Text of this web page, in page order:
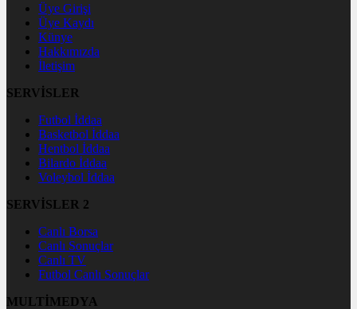
Üye Girişi
Üye Kaydı
Künye
Hakkımızda
İletişim
SERVİSLER
Futbol İddaa
Basketbol İddaa
Hentbol İddaa
Bilardo İddaa
Voleybol İddaa
SERVİSLER 2
Canlı Borsa
Canlı Sonuçlar
Canlı TV
Futbol Canlı Sonuçlar
MULTİMEDYA